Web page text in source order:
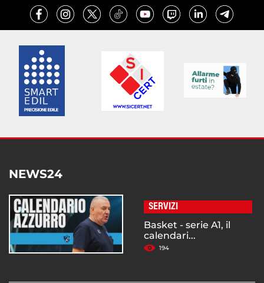
NEWS24
SERVIZI
Basket - serie A1, il
calendari...
194